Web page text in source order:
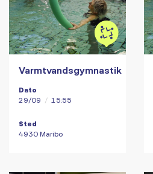
Varmtvandsgymnastik
Dato
29/09 / 15:55
Sted
4930 Maribo